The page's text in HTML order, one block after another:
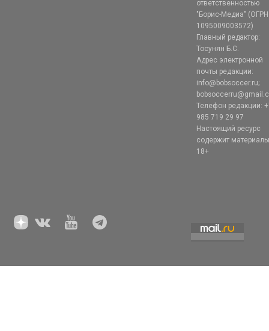
ответственностью
"Борис-Медиа" (ОГРН
1095009003572)
Главный редактор:
Тосунян Б.С.
Адрес электронной
почты редакции:
info@bobsoccer.ru;
Телефон редакции:
985 719 29 97
Настоящий ресурс
содержит
18+